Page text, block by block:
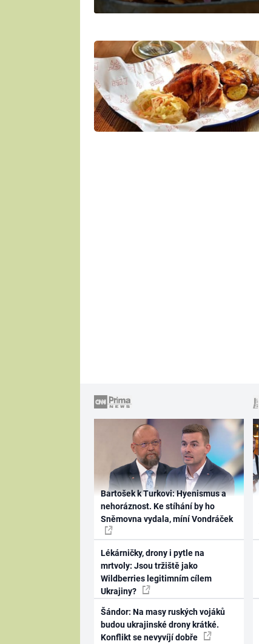
Bartošek k Turkovi: Hyenismus a
nehoráznost. Ke stíhání by ho
Sněmovna vydala, míní Vondráček
Lékárničky, drony i pytle na
mrtvoly: Jsou tržiště jako
Wildberries legitimním cílem
Ukrajiny?
Šándor: Na masy ruských vojáků
budou ukrajinské drony krátké.
Konflikt se nevyvíjí dobře